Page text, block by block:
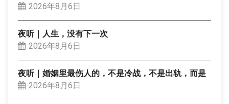
2026年8月6日
夜听｜人生，没有下一次
2026年8月6日
夜听｜婚姻里最伤人的，不是冷战，不是出轨，而是
2026年8月6日